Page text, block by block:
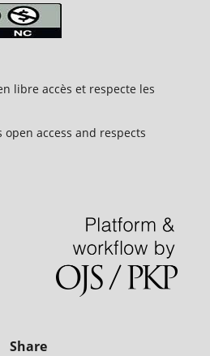
accès et respecte les
access and respects
Share